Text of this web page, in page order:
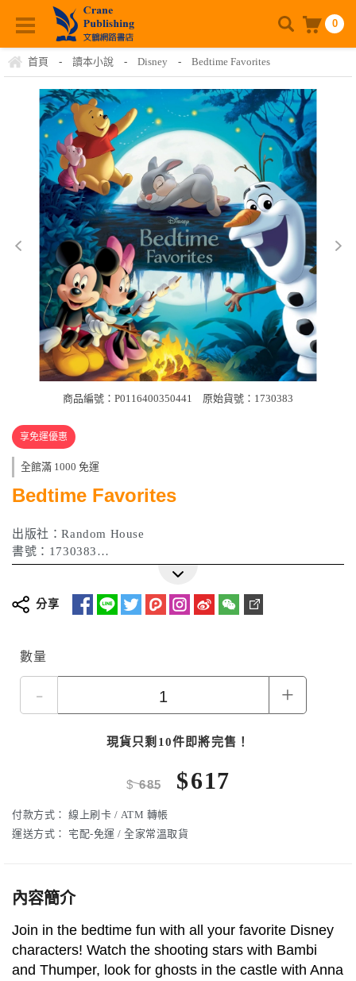
0
首頁 - 讀本小說 - Disney - Bedtime Favorites
商品編號：P0116400350441 原始貨號：1730383
享免運優惠
全館滿 1000 免運
Bedtime Favorites
出版社：Random House
書號：1730383
ISBN：9781368044837
出版日期：2020 年 06 月
分享
數量
- +
現貨只剩10件即將完售！
$685 $617
付款方式： 線上刷卡 / ATM 轉帳
運送方式：
宅配-免運 / 全家常溫取貨
內容簡介
Join in the bedtime fun with all your favorite Disney
characters! Watch the shooting stars with Bambi
and Thumper, look for ghosts in the castle with Anna